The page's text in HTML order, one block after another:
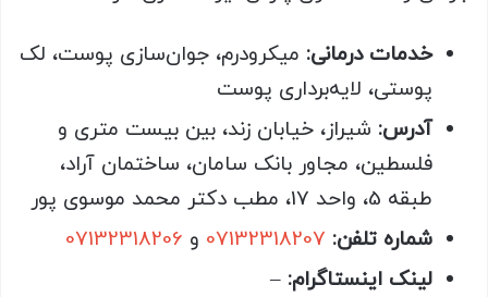
خدمات درمانی: میکرودرم، جوان‌سازی پوست، لک
پوستی، لایه‌برداری پوست
آدرس: شیراز، خیابان زند، بین بیست متری و
فلسطین، مجاور بانک سامان، ساختمان آراد،
طبقه 5، واحد 17، مطب دکتر محمد موسوی پور
شماره تلفن: 07132318207 و
لینک اینستاگرام: –